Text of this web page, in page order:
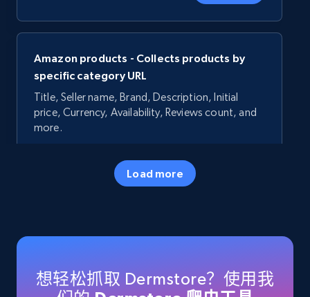
Amazon products - Collects products by
specific category URL
Title, Seller name, Brand, Description, Initial
price, Currency, Availability, Reviews count, and
more.
5.7K+
Title, Seller name, Brand, Description, Initial
price, Currency, Availability, Reviews count, and
Load more
想轻松抓取 Dermstore？使用我